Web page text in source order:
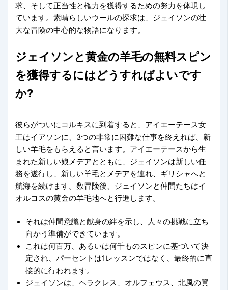
求、そして正当性と権力を獲得するための努力を体現し
ています。素晴らしいウールの探求は、ジェイソンの壮
大な冒険の中心的な物語になります。
ジェイソンと黄金の羊毛の無料スピン
を獲得するにはどうすればよいです
か?
彼らがついにコルキスに到着すると、アイエーテース女
王はイアソンに、3つの非常に困難な仕事を終えれば、新
しい羊毛をもらえると言います。アイエーテースから生
まれた新しい娘メデアとともに、ジェイソンは新しい任
務を遂行し、新しい羊毛とメデアを連れ、ギリシャへと
航海を続けます。数冒険後、ジェイソンと仲間たちはイ
オルコスの黄金の羊毛地へと行進します。
それは仲間意識と献身の絆を示し、人々の挑戦に立ち
向かう準備ができています。
これは何百万、あるいは何千ものスピンに基づいて決
定され、パーセントは1レッスンではなく、最終的に直
接的に行われます。
ジェイソンは、ヘラクレス、オルフェウス、北風の翼